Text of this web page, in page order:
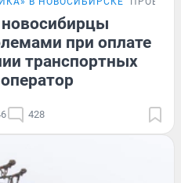
новосибирцы
при оплате
транспортных
428